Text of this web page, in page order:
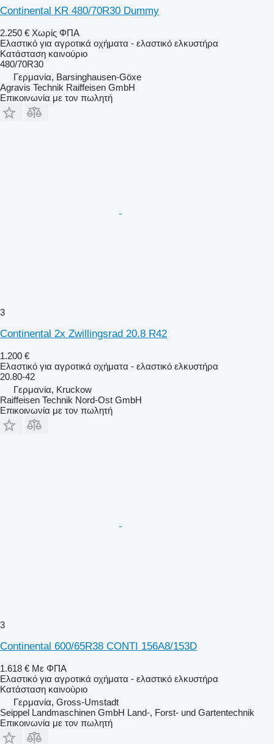
Continental KR 480/70R30 Dummy
2.250 € Χωρίς ΦΠΑ
Ελαστικό για αγροτικά οχήματα - ελαστικό ελκυστήρα
Κατάσταση καινούριο
480/70R30
Γερμανία, Barsinghausen-Göxe
Agravis Technik Raiffeisen GmbH
Επικοινωνία με τον πωλητή
3
Continental 2x Zwillingsrad 20.8 R42
1.200 €
Ελαστικό για αγροτικά οχήματα - ελαστικό ελκυστήρα
20.80-42
Γερμανία, Kruckow
Raiffeisen Technik Nord-Ost GmbH
Επικοινωνία με τον πωλητή
3
Continental 600/65R38 CONTI 156A8/153D
1.618 € Με ΦΠΑ
Ελαστικό για αγροτικά οχήματα - ελαστικό ελκυστήρα
Κατάσταση καινούριο
Γερμανία, Gross-Umstadt
Seippel Landmaschinen GmbH Land-, Forst- und Gartentechnik
Επικοινωνία με τον πωλητή